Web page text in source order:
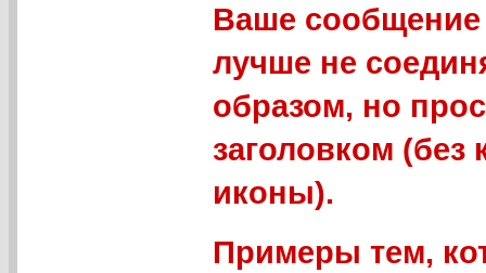
Ваше
лучше не
образом, но
заголовком (без
иконы).
Примеры тем,